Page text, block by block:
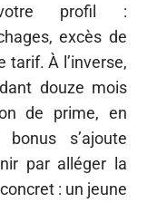
votre profil :
excès de
tarif. À l’inverse,
douze mois
de prime, en
s’ajoute
par alléger la
: un jeune